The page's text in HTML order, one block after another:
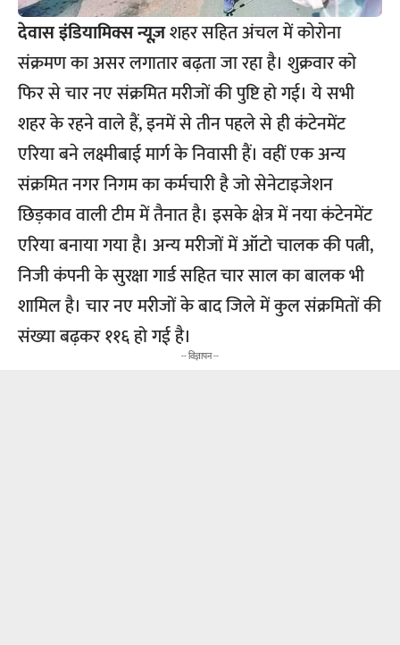
देवासइंडियामिक्स न्यूज़शहर सहित अंचल में कोरोना
संक्रमण का असर लगातार बढ़ता जा रहा है। शुक्रवार को
फिर से चार नए संक्रमित मरीजों की पुष्टि हो गई। ये सभी
शहर के रहने वाले हैं, इनमें से तीन पहले से ही कंटेनमेंट
एरिया बने लक्ष्मीबाई मार्ग के निवासी हैं। वहीं एक अन्य
संक्रमित नगर निगम का कर्मचारी है जो सेनेटाइजेशन
छिड़काव वाली टीम में तैनात है। इसके क्षेत्र में नया कंटेनमेंट
एरिया बनाया गया है। अन्य मरीजों में ऑटो चालक की पत्नी,
निजी कंपनी के सुरक्षा गार्ड सहित चार साल का बालक भी
शामिल है। चार नए मरीजों के बाद जिले में कुल संक्रमितों की
संख्या बढ़कर ११६ हो गई है।
-- विज्ञापन --